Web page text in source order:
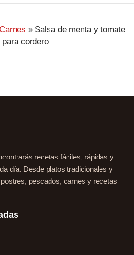
Carnes » Salsa de menta y tomate
para cordero
recetas fáciles, rápidas y
día. Desde platos tradicionales y
pescados, carnes y recetas